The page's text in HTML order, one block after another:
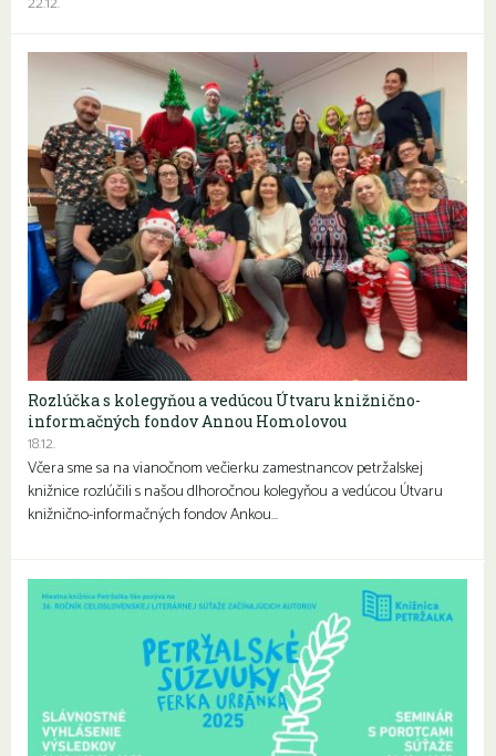
Rozlúčka s kolegyňou a vedúcou Útvaru knižnično-
informačných fondov Annou Homolovou
18.12.
Včera sme sa na vianočnom večierku zamestnancov petržalskej
knižnice rozlúčili s našou dlhoročnou kolegyňou a vedúcou Útvaru
knižnično-informačných fondov Ankou…